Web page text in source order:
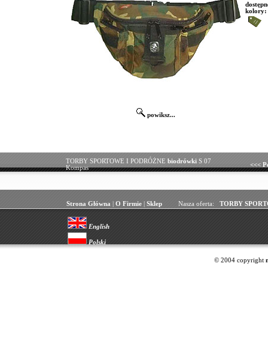
powiksz...
kolory:
TORBY SPORTOWE I PODRÓŻNE biodrówki S 07
Kompas
<<<
Strona Główna O Firmie Sklep Nasza oferta: TORBY
English
Polski
© 2004 copyright